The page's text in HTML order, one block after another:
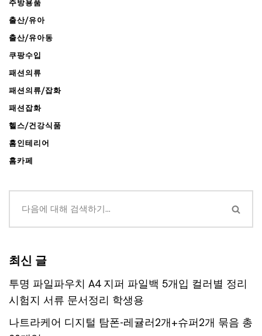
주방용품
출산/유아
출산/유아동
쿠팡수입
패션의류
패션의류/잡화
패션잡화
헬스/건강식품
홈인테리어
홈카페
최신 글
투명 파일파우치 A4 지퍼 파일백 5개입 컬러별 정리
시험지 서류 문서정리 학생용
나트라케어 디지털 탐폰-레귤러2개+슈퍼2개 묶음 총